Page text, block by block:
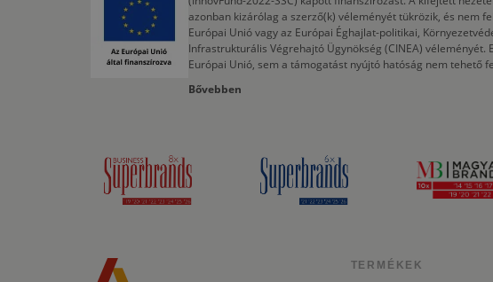
azonban kizárólag a szerző(k) véleményét tükrözik, és nem
Európai Unió vagy az Európai Éghajlat-politikai,
Infrastrukturális Végrehajtó Ügynökség (CINEA) véleményét.
Európai Unió, sem a támogatást nyújtó hatóság nem tehető
Bővebben
TERMÉKEK